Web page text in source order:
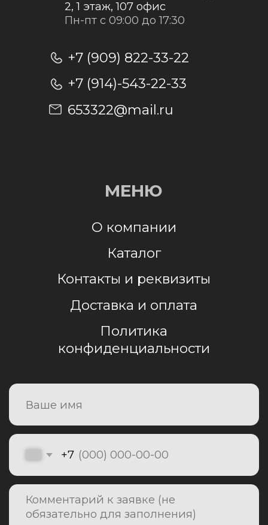
Отправить заявку
обработку персональных данных